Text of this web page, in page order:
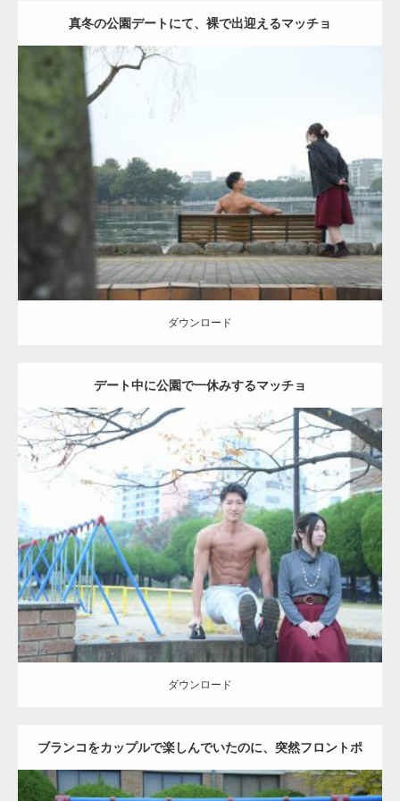
真冬の公園デートにて、裸で出迎えるマッチョ
公園のマッチョ AKIHITO(細マッチョ) 背中
ダウンロード
ダウンロード
デート中に公園で一休みするマッチョ
Update:2021.07.6
Category:公園のマッチョ その他 AKIHITO(細マッチョ) 腹筋
ダウンロード
ダウンロード
ブランコをカップルで楽しんでいたのに、突然フロントポ
ーズをするマッチョ